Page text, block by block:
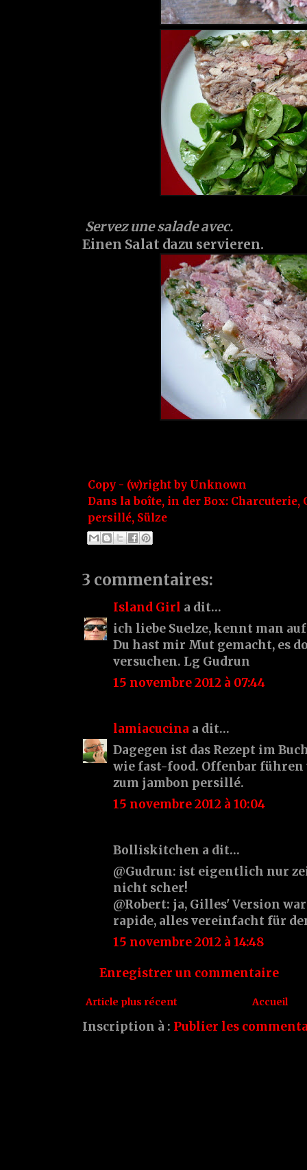
Servez une salade avec.
Einen Salat dazu servieren.
Copy - (w)right by Unknown
Dans la boîte, in der Box: Charcuterie,
persillé, Sülze
3 commentaires:
Island Girl a dit…
ich liebe Suelze, kennt man
Du hast mir Mut gemacht, es
versuchen. Lg Gudrun
15 novembre 2012 à 07:44
lamiacucina a dit…
Dagegen ist das Rezept im
wie fast-food. Offenbar führen
zum jambon persillé.
15 novembre 2012 à 10:04
Bolliskitchen a dit…
@Gudrun: ist eigentlich nur
nicht scher!
@Robert: ja, Gilles' Version
rapide, alles vereinfacht für
15 novembre 2012 à 14:48
Enregistrer un commentaire
Article plus récent Accueil
Inscription à : Publier les